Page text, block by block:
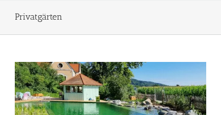
Privatgärten